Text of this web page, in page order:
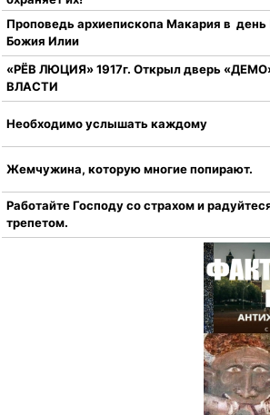
Проповедь архиепископа Макария в день
Божия Илии
«РЁВ ЛЮЦИЯ» 1917г. Открыл дверь
ВЛАСТИ
Необходимо услышать каждому
Жемчужина, которую многие попирают.
Работайте Господу со страхом и
трепетом.